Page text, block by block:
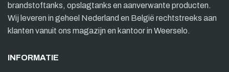
brandstoftanks, opslagtanks en aanverwante producten.
Wij leveren in geheel Nederland en België rechtstreeks aan
klanten vanuit ons magazijn en kantoor in Weerselo.
INFORMATIE